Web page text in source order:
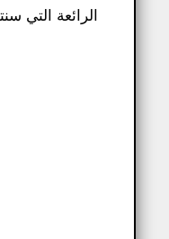
الرائعة التي